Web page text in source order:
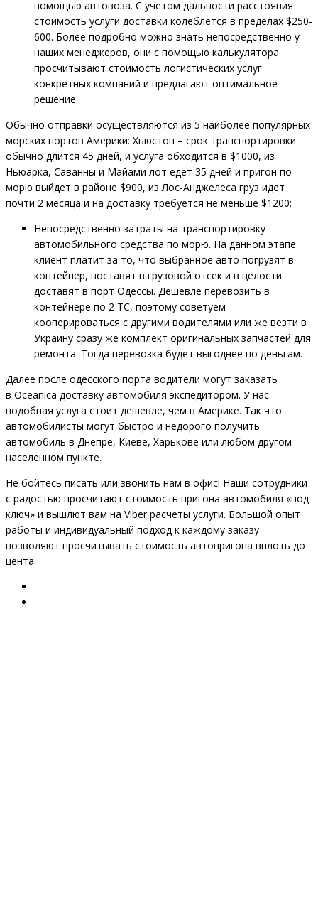
помощью автовоза. С учетом дальности расстояния
стоимость услуги доставки колеблется в пределах $250-
600. Более подробно можно знать непосредственно у
наших менеджеров, они с помощью калькулятора
просчитывают стоимость логистических услуг
конкретных компаний и предлагают оптимальное
решение.
Обычно отправки осуществляются из 5 наиболее популярных
морских портов Америки: Хьюстон – срок транспортировки
обычно длится 45 дней, и услуга обходится в $1000, из
Ньюарка, Саванны и Майами лот едет 35 дней и пригон по
морю выйдет в районе $900, из Лос-Анджелеса груз идет
почти 2 месяца и на доставку требуется не меньше $1200;
Непосредственно затраты на транспортировку
автомобильного средства по морю. На данном этапе
клиент платит за то, что выбранное авто погрузят в
контейнер, поставят в грузовой отсек и в целости
доставят в порт Одессы. Дешевле перевозить в
контейнере по 2 ТС, поэтому советуем
кооперироваться с другими водителями или же везти в
Украину сразу же комплект оригинальных запчастей для
ремонта. Тогда перевозка будет выгоднее по деньгам.
Далее после одесского порта водители могут заказать
в Oceanica доставку автомобиля экспедитором. У нас
подобная услуга стоит дешевле, чем в Америке. Так что
автомобилисты могут быстро и недорого получить
автомобиль в Днепре, Киеве, Харькове или любом другом
населенном пункте.
Не бойтесь писать или звонить нам в офис! Наши сотрудники
с радостью просчитают стоимость пригона автомобиля «под
ключ» и вышлют вам на Viber расчеты услуги. Большой опыт
работы и индивидуальный подход к каждому заказу
позволяют просчитывать стоимость автопригона вплоть до
цента.